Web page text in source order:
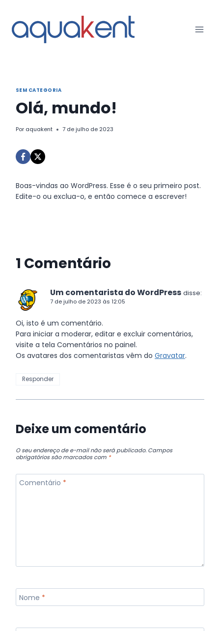
Conteúdo
SEM CATEGORIA
Olá, mundo!
Por aquakent 7 de julho de 2023
Boas-vindas ao WordPress. Esse é o seu primeiro post.
Edite-o ou exclua-o, e então comece a escrever!
1 Comentário
Um comentarista do WordPress disse:
7 de julho de 2023 às 12:05
Oi, isto é um comentário.
Para iniciar a moderar, editar e excluir comentários,
visite a tela Comentários no painel.
Os avatares dos comentaristas vêm do Gravatar.
Responder
Deixe um comentário
O seu endereço de e-mail não será publicado. Campos
obrigatórios são marcados com *
Comentário *
Nome *